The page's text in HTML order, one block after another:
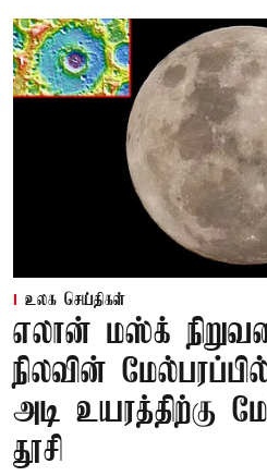
உலக செய்திகள்
எலான் மஸ்க்
நிலவின்
அடி உயரத்திற்கு
தூசி